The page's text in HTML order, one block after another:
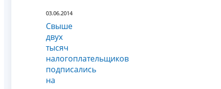
03.06.2014
Свыше
двух
тысяч
налогоплательщиков
подписались
на